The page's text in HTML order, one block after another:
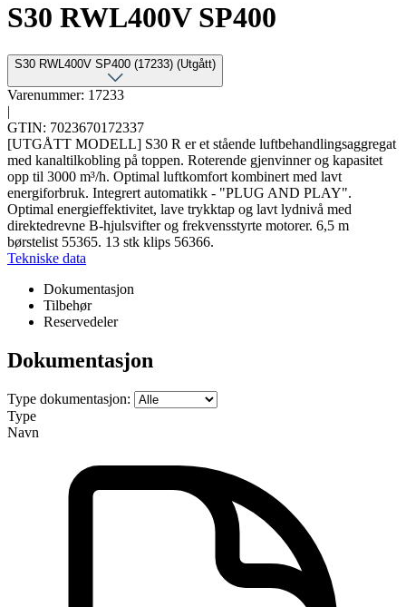
S30 RWL400V SP400
S30 RWL400V SP400 (17233) (Utgått)
Varenummer: 17233
|
GTIN: 7023670172337
[UTGÅTT MODELL] S30 R er et stående luftbehandlingsaggregat
med kanaltilkobling på toppen. Roterende gjenvinner og kapasitet
opp til 3000 m³/h. Optimal luftkomfort kombinert med lavt
energiforbruk. Integrert automatikk - "PLUG AND PLAY".
Optimal energieffektivitet, lave trykktap og lavt lydnivå med
direktedrevne B-hjulsvifter og frekvensstyrte motorer. 6,5 m
børstelist 55365. 13 stk klips 56366.
Tekniske data
Dokumentasjon
Tilbehør
Reservedeler
Dokumentasjon
Type dokumentasjon:
Type
Navn